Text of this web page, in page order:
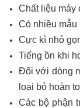
Chất liệu máy
Có nhiều mẫu
Cực kì nhỏ
Tiếng ồn khi
Đối với dòng
loại bỏ hoàn
Các bộ phận